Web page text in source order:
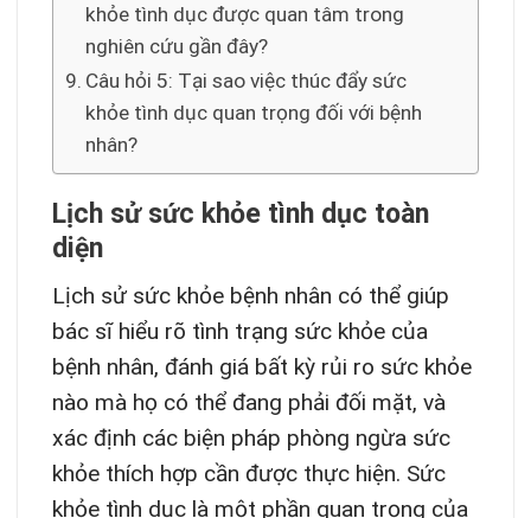
khỏe tình dục được quan tâm trong
nghiên cứu gần đây?
Câu hỏi 5: Tại sao việc thúc đẩy sức
khỏe tình dục quan trọng đối với bệnh
nhân?
Lịch sử sức khỏe tình dục toàn
diện
Lịch sử sức khỏe bệnh nhân có thể giúp
bác sĩ hiểu rõ tình trạng sức khỏe của
bệnh nhân, đánh giá bất kỳ rủi ro sức khỏe
nào mà họ có thể đang phải đối mặt, và
xác định các biện pháp phòng ngừa sức
khỏe thích hợp cần được thực hiện. Sức
khỏe tình dục là một phần quan trọng của